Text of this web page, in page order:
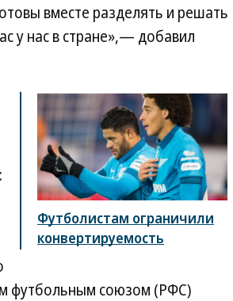
вместе разделять и решать
у нас в стране»,— добавил
Футболистам ограничили
конвертируемость
футбольным союзом (РФС)